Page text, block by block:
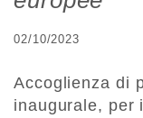
02/10/2023
Accoglienza di
inaugurale, per